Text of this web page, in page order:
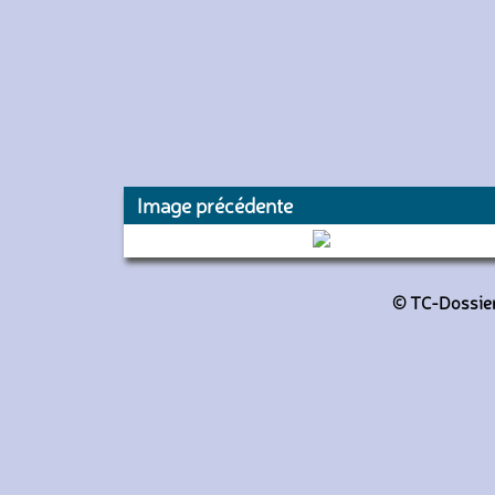
Image précédente
9164 (Beauvaisis Mobilités)
© TC-